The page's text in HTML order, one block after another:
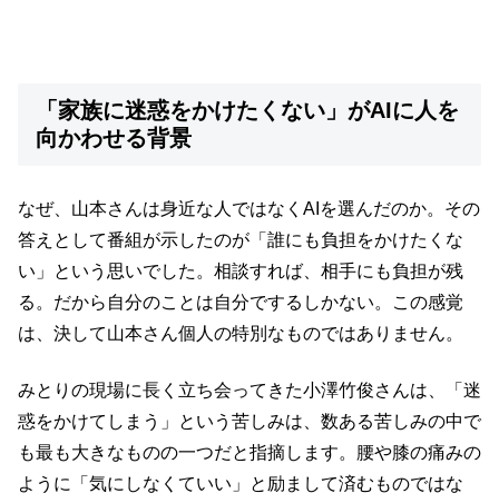
「家族に迷惑をかけたくない」がAIに人を
向かわせる背景
なぜ、山本さんは身近な人ではなくAIを選んだのか。その
答えとして番組が示したのが「誰にも負担をかけたくな
い」という思いでした。相談すれば、相手にも負担が残
る。だから自分のことは自分でするしかない。この感覚
は、決して山本さん個人の特別なものではありません。
みとりの現場に長く立ち会ってきた小澤竹俊さんは、「迷
惑をかけてしまう」という苦しみは、数ある苦しみの中で
も最も大きなものの一つだと指摘します。腰や膝の痛みの
ように「気にしなくていい」と励まして済むものではな